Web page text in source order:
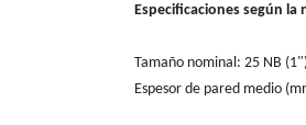
Especificaciones según la
Tamaño nominal: 25 NB
Espesor de pared medio